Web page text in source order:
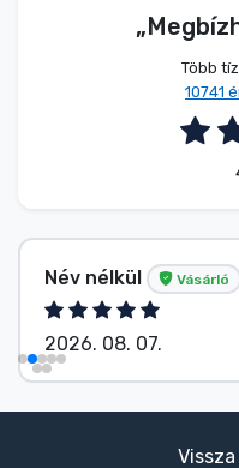
Több
10741
Név nélkül Vásárló
2026. 08. 07.